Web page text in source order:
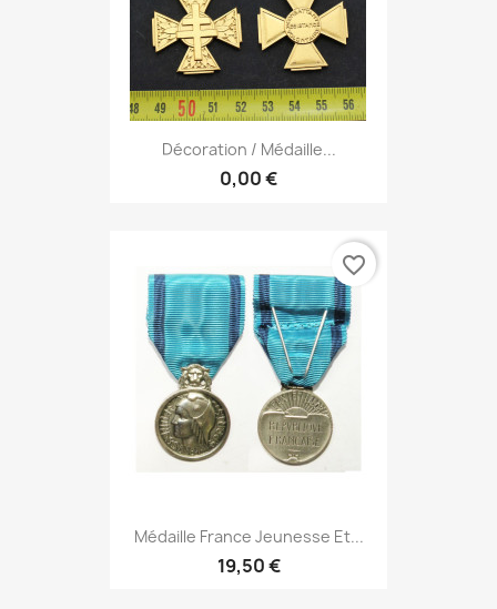
Décoration / Médaille...
0,00 €
Médaille France Jeunesse Et...
19,50 €
favorite_border